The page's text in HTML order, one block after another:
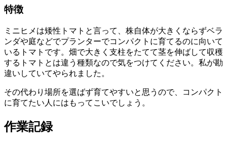
特徴
ミニヒメは矮性トマトと言って、株自体が大きくならずベラ
ンダや庭などでプランターでコンパクトに育てるのに向いて
いるトマトです。畑で大きく支柱をたてて茎を伸ばして収穫
するトマトとは違う種類なので気をつけてください。私が勘
違いしていてやられました。
その代わり場所を選ばず育てやすいと思うので、コンパクト
に育てたい人にはもってこいでしょう。
作業記録